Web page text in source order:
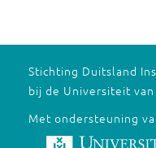
Stichting Duitsland
bij de Universiteit
Met ondersteuning